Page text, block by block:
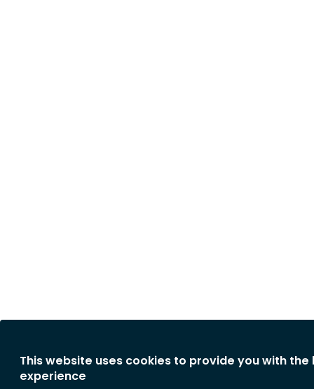
This website uses cookies to provide you with the
experience